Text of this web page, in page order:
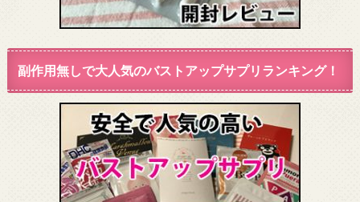
副作用無しで大人気のバストアップサプリランキング！